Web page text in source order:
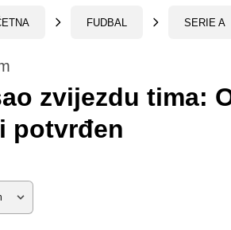
FUDBAL SERIE A
zvijezdu tima:
potvrđen